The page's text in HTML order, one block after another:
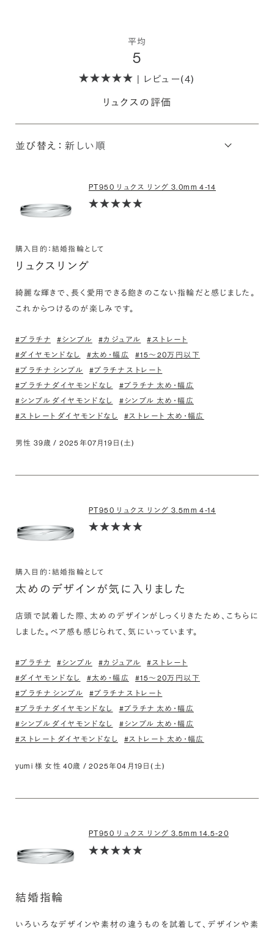
平均
5
| レビュー(4)
リュクスの評価
並び替え：
PT950 リュクス リング 3.0mm 4-14
購入目的：結婚指輪として
リュクスリング
綺麗な輝きで、長く愛用できる飽きのこない指輪だと感じました。
#プラチナ #シンプル #カジュアル
#ストレート
#ダイヤモンドなし
#太め・幅広
#15〜20万円以下
#プラチナ シンプル
#プラチナ ストレート
#プラチナ ダイヤモンドなし
#プラチナ 太め・幅広
#シンプル ダイヤモンドなし
#シンプル 太め・幅広
#ストレート ダイヤモンドなし
#ストレート 太め・幅広
男性 39歳 / 2025年07月19日(土)
PT950 リュクス リング 3.5mm 4-14
購入目的：結婚指輪として
太めのデザインが気に入りました
店頭で試着した際、太めのデザインがしっくりきたため、こちらに
しました。ペア感も感じられて、気にいっています。
#プラチナ #シンプル #カジュアル
#ストレート
#ダイヤモンドなし
#太め・幅広
#15〜20万円以下
#プラチナ シンプル
#プラチナ ストレート
#プラチナ ダイヤモンドなし
#プラチナ 太め・幅広
#シンプル ダイヤモンドなし
#シンプル 太め・幅広
#ストレート ダイヤモンドなし
#ストレート 太め・幅広
yumi 様 女性 40歳 / 2025年04月19日(土)
PT950 リュクス リング 3.5mm 14.5-20
結婚指輪
いろいろなデザインや素材の違うものを試着して、デザインや素